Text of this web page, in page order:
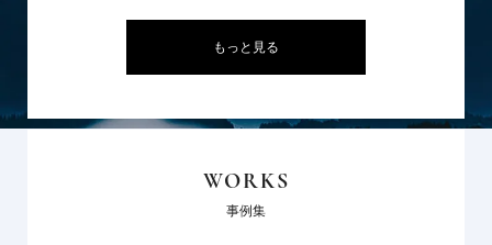
もっと見る
WORKS
事例集